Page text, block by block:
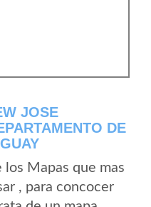
JOSE
DE
Mapas que mas
, para concocer